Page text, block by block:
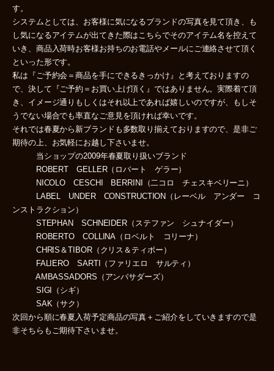
す。
システムとしては、お客様に気になるブランドの写真を見て頂き、も
し気になるアイテムが出てきた際はこちらでそのアイテム名を控えて
いき、商品入荷時お客様お持ちのお電話やメールにご連絡させて頂く
といった形です。
私は『ご予約会＝商品を手にできるきっかけ』と考えておりますの
で、決して『ご予約＝お買い上げ頂く』ではありません。実際着て頂
き、イメージ通りもしくはそれ以上であれば嬉しいのですが、もしそ
うでない場合でも率直なご意見を頂ければ幸いです。
それでは春夏から新ブランドも多数取り揃えておりますので、是非ご
期待の上、お気軽にお越し下さいませ。
当ショップの2009年春夏取り扱いブランド
ROBERT GELLER（ロバート ゲラー）
NICOLO CESCHI BERRINI（二コロ チェスキベリーニ）
LABEL UNDER CONSTRUCTION（レーベル アンダー コ
ンストラクション）
STEPHAN SCHNEIDER（ステファン シュナイダー）
ROBERTO COLLINA（ロベルト コリーナ）
CHRIS＆TIBOR（クリス＆ティボー）
FALIERO SARTI（ファリエロ サルティ）
AMBASSADORS（アンバサダーズ）
SIGI（シギ）
SAK（サク）
次回から順に春夏入荷予定商品の写真＋ご紹介をしていきますので是
非そちらもご期待下さいませ。